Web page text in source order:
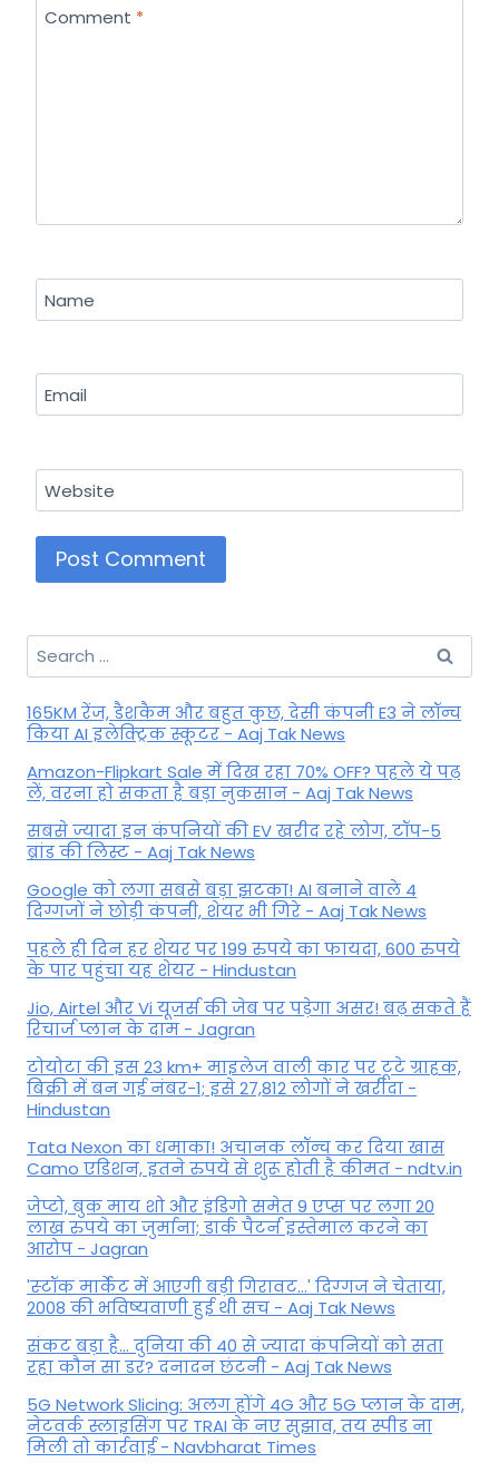
Comment *
Name
Email
Website
Search
for:
165KM रेंज, डैशकैम और बहुत कुछ, देसी कंपनी E3 ने लॉन्च
किया AI इलेक्ट्रिक स्कूटर - Aaj Tak News
Amazon-Flipkart Sale में दिख रहा 70% OFF? पहले ये पढ़
लें, वरना हो सकता है बड़ा नुकसान - Aaj Tak News
सबसे ज्यादा इन कंपनियों की EV खरीद रहे लोग, टॉप-5
ब्रांड की लिस्ट - Aaj Tak News
Google को लगा सबसे बड़ा झटका! AI बनाने वाले 4
दिग्गजों ने छोड़ी कंपनी, शेयर भी गिरे - Aaj Tak News
पहले ही दिन हर शेयर पर 199 रुपये का फायदा, 600 रुपये
के पार पहुंचा यह शेयर - Hindustan
Jio, Airtel और Vi यूजर्स की जेब पर पड़ेगा असर! बढ़ सकते हैं
रिचार्ज प्लान के दाम - Jagran
टोयोटा की इस 23 km+ माइलेज वाली कार पर टूटे ग्राहक,
बिक्री में बन गई नंबर-1; इसे 27,812 लोगों ने खरीदा -
Hindustan
Tata Nexon का धमाका! अचानक लॉन्च कर दिया खास
Camo एडिशन, इतने रुपये से शुरू होती है कीमत - ndtv.in
जेप्टो, बुक माय शो और इंडिगो समेत 9 एप्स पर लगा 20
लाख रुपये का जुर्माना; डार्क पैटर्न इस्तेमाल करने का
आरोप - Jagran
'स्‍टॉक मार्केट में आएगी बड़ी गिरावट...' दिग्‍गज ने चेताया,
2008 की भविष्यवाणी हुई थी सच - Aaj Tak News
संकट बड़ा है... दुनिया की 40 से ज्यादा कंपनियों को सता
रहा कौन सा डर? दनादन छंटनी - Aaj Tak News
5G Network Slicing: अलग होंगे 4G और 5G प्लान के दाम,
नेटवर्क स्लाइसिंग पर TRAI के नए सुझाव, तय स्पीड ना
मिली तो कार्रवाई - Navbharat Times